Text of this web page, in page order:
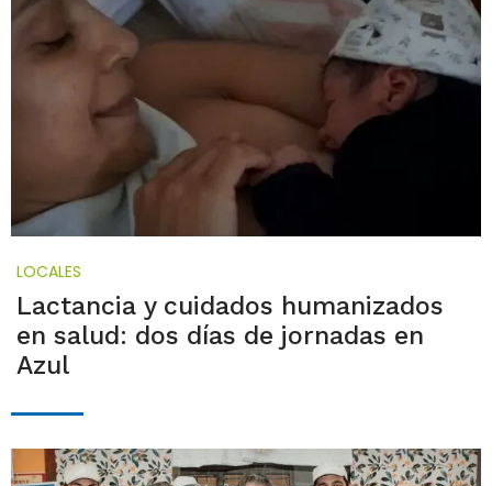
LOCALES
Lactancia y cuidados humanizados
en salud: dos días de jornadas en
Azul